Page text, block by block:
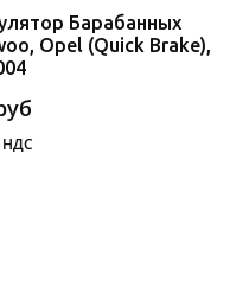
Барабанных
Opel (Quick Brake),
НДС